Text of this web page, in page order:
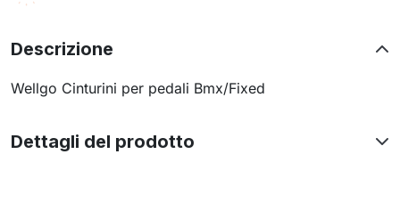
Descrizione
Wellgo Cinturini per pedali Bmx/Fixed
Dettagli del prodotto